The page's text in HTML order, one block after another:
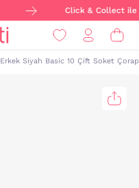
Click & Collect ile
Erkek Siyah Basic 10 Çift Soket Çorap